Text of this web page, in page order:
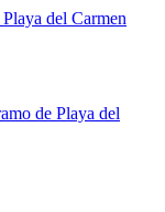
del Carmen
de Playa del